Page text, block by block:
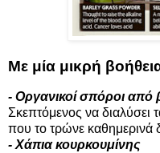
Με μία μικρή
- Οργανικοί σπόροι από
Σκεπτόμενος να διαλύσει
που το τρώνε καθημερινά
- Χάπια κουρκουμίνης